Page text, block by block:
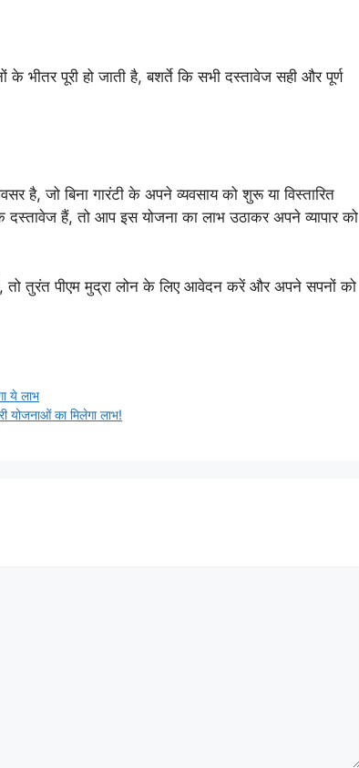
भीतर पूरी हो जाती है, बशर्ते कि सभी दस्तावेज सही और पूर्ण
है, जो बिना गारंटी के अपने व्यवसाय को शुरू या विस्तारित
हैं, तो आप इस योजना का लाभ उठाकर अपने व्यापार को
तो तुरंत पीएम मुद्रा लोन के लिए आवेदन करें और अपने सपनों को
ये लाभ
योजनाओं का मिलेगा लाभ!